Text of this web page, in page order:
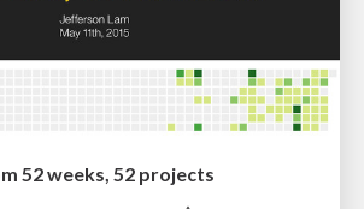
52 weeks, 52 projects